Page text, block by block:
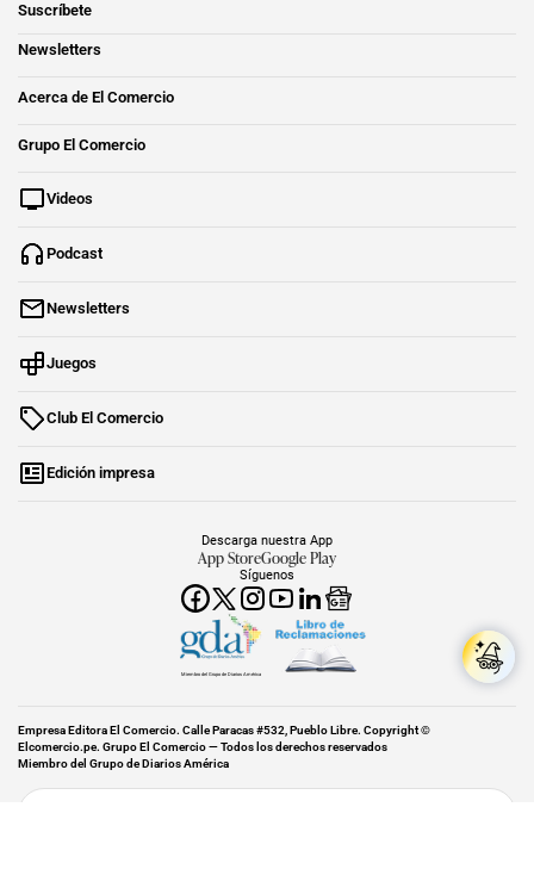
Suscríbete
Newsletters
Acerca de El Comercio
Grupo El Comercio
Videos
Podcast
Newsletters
Juegos
Club El Comercio
Edición impresa
Síguenos
Descarga nuestra App
App StoreGoogle Play
Miembro del Grupo de Diarios América
Empresa Editora El Comercio. Calle Paracas #532, Pueblo Libre. Copyright ©
Elcomercio.pe. Grupo El Comercio — Todos los derechos reservados
Miembro del Grupo de Diarios América